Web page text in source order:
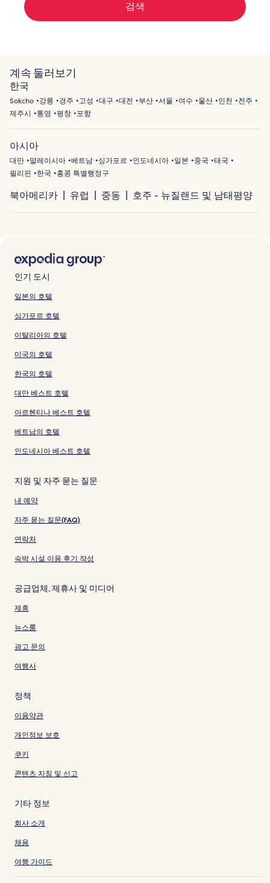
검색
계속 둘러보기
한국
Sokcho 강릉 경주 고성 대구 대전 부산 서울 여수 울산 인천
전주
제주시
통영 평창 포항
아시아
대만 말레이시아 베트남 싱가포르 인도네시아 일본 중국
태국
필리핀
한국 홍콩 특별행정구
북아메리카 유럽 중동 호주 - 뉴질랜드 및 남태평양
인기 도시
일본의 호텔
싱가포르 호텔
이탈리아의 호텔
미국의 호텔
한국의 호텔
대만 베스트 호텔
아르헨티나 베스트 호텔
베트남의 호텔
인도네시아 베스트 호텔
지원 및 자주 묻는 질문
내 예약
자주 묻는 질문(FAQ)
연락처
숙박 시설 이용 후기 작성
공급업체, 제휴사 및 미디어
제휴
뉴스룸
광고 문의
여행사
정책
이용약관
개인정보 보호
쿠키
콘텐츠 지침 및 신고
기타 정보
회사 소개
채용
여행 가이드